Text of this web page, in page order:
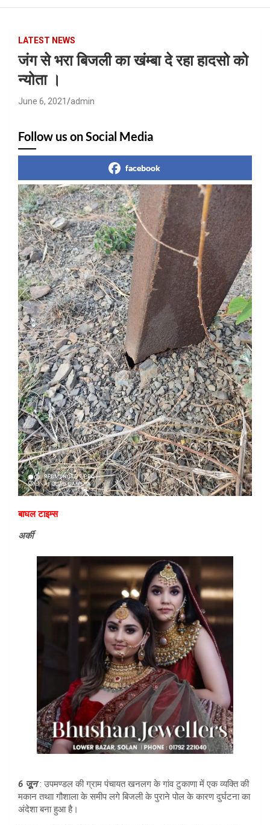
LATEST NEWS
जंग से भरा बिजली का खंम्बा दे रहा हादसो को
न्योता ।
June 6, 2021 admin
Follow us on Social Media
facebook
बाघल टाइम्स
अर्की
6 जूूून: उपमण्डल की ग्राम पंचायत खनलग के गांव टुकाणा में एक व्यक्ति की
मकान तथाा गौशाला के समीप लगे बिजली के पुराने पोल के कारण दुर्घटना का
अंदेशा बना हुआ है।